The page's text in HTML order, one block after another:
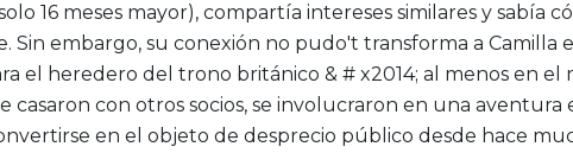
16 meses mayor), compartía intereses similares y sabía
Sin embargo, su conexión no pudo't transforma a Camilla
el heredero del trono británico & # x2014; al menos en el
casaron con otros socios, se involucraron en una aventura
en el objeto de desprecio público desde hace